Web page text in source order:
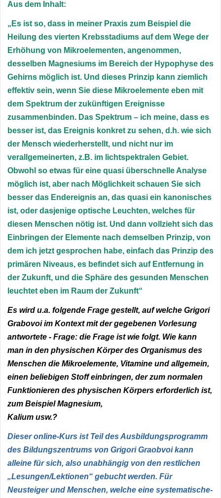
Aus dem Inhalt:
„Es ist so, dass in meiner Praxis zum Beispiel die
Heilung des vierten Krebsstadiums auf dem Wege der
Erhöhung von Mikroelementen, angenommen,
desselben Magnesiums im Bereich der Hypophyse des
Gehirns möglich ist. Und dieses Prinzip kann ziemlich
effektiv sein, wenn Sie diese Mikroelemente eben mit
dem Spektrum der zukünftigen Ereignisse
zusammenbinden. Das Spektrum – ich meine, dass es
besser ist, das Ereignis konkret zu sehen, d.h. wie sich
der Mensch wiederherstellt, und nicht nur im
verallgemeinerten, z.B. im lichtspektralen Gebiet.
Obwohl so etwas für eine quasi überschnelle Analyse
möglich ist, aber nach Möglichkeit schauen Sie sich
besser das Endereignis an, das quasi ein kanonisches
ist, oder dasjenige optische Leuchten, welches für
diesen Menschen nötig ist. Und dann vollzieht sich das
Einbringen der Elemente nach demselben Prinzip, von
dem ich jetzt gesprochen habe, einfach das Prinzip des
primären Niveaus, es befindet sich auf Entfernung in
der Zukunft, und die Sphäre des gesunden Menschen
leuchtet eben im Raum der Zukunft“
Es wird u.a. folgende Frage gestellt, auf welche Grigori
Grabovoi im Kontext mit der gegebenen Vorlesung
antwortete - Frage: die Frage ist wie folgt. Wie kann
man in den physischen Körper des Organismus des
Menschen die Mikroelemente, Vitamine und allgemein,
einen beliebigen Stoff einbringen, der zum normalen
Funktionieren des physischen Körpers erforderlich ist,
zum Beispiel Magnesium,
Kalium usw.?
Dieser online-Kurs ist Teil des Ausbildungsprogramm
des Bildungszentrums von Grigori Graobvoi kann
alleine für sich, also unabhängig von den restlichen
„Lesungen/Lektionen“ gebucht werden. Für
Neusteiger und Menschen, welche eine systematische-